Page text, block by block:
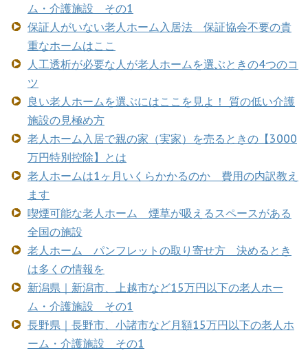
ム・介護施設 その1
保証人がいない老人ホーム入居法 保証協会不要の貴
重なホームはここ
人工透析が必要な人が老人ホームを選ぶときの4つのコ
ツ
良い老人ホームを選ぶにはここを見よ！ 質の低い介護
施設の見極め方
老人ホーム入居で親の家（実家）を売るときの【3000
万円特別控除】とは
老人ホームは1ヶ月いくらかかるのか 費用の内訳教え
ます
喫煙可能な老人ホーム 煙草が吸えるスペースがある
全国の施設
老人ホーム パンフレットの取り寄せ方 決めるとき
は多くの情報を
新潟県｜新潟市、上越市など15万円以下の老人ホー
ム・介護施設 その1
長野県｜長野市、小諸市など月額15万円以下の老人ホ
ーム・介護施設 その1